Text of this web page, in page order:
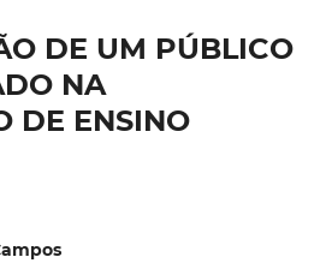
DE UM PÚBLICO
NA
DE ENSINO